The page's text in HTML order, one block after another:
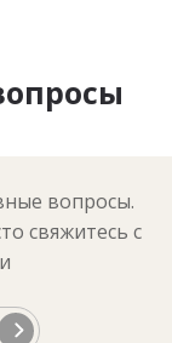
вопросы.
свяжитесь с